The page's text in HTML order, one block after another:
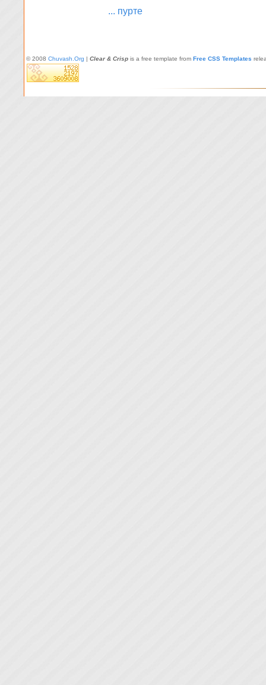
... пурте
© 2008 Chuvash.Org | Clear & Crisp is a free template from Free CSS Templates